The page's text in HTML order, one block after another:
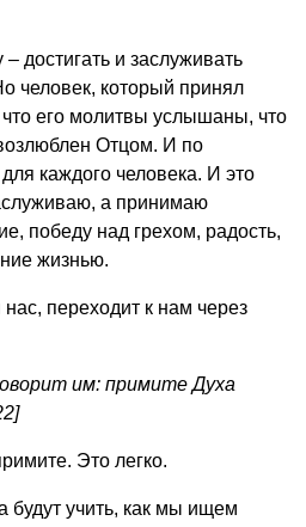
достигать и заслуживать
человек, который принял
что его молитвы услышаны, что
Отцом. И по
каждого человека. И это
а принимаю
победу над грехом, радость,
жизнью.
нас, переходит к нам через
им: примите Духа
Это легко.
будут учить, как мы ищем